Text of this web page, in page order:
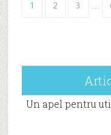
1 2 3
Un apel pentru